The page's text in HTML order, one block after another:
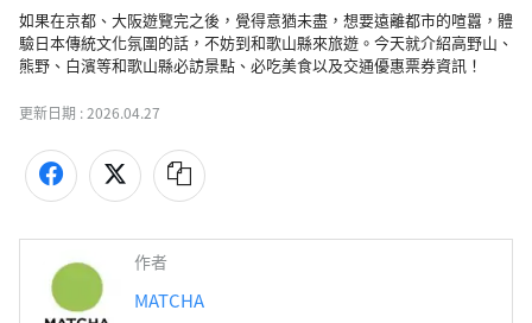
如果在京都、大阪遊覽完之後，覺得意猶未盡，想要遠離都市的喧囂，體
驗日本傳統文化氛圍的話，不妨到和歌山縣來旅遊。今天就介紹高野山、
熊野、白濱等和歌山縣必訪景點、必吃美食以及交通優惠票券資訊！
更新日期 :2026.04.27
作者
MATCHA